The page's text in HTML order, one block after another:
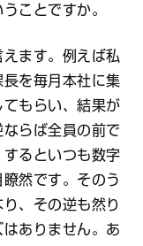
ことですか。
ます。例えば私
を毎月本社に集
もらい、結果が
らば全員の前で
るといつも数字
然です。そのう
、その逆も然り
ありません。あ